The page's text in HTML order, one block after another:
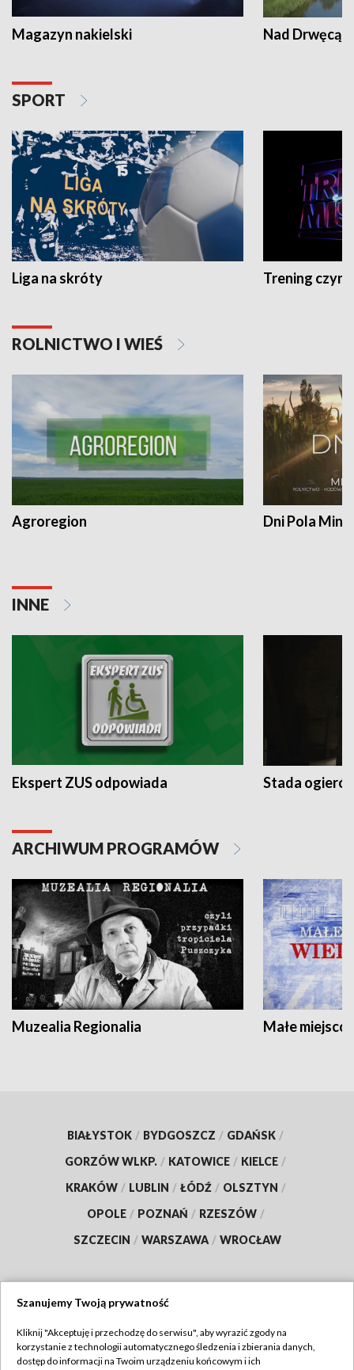
Magazyn nakielski Nad Drwęcą
SPORT
Liga na skróty Trening czyni
ROLNICTWO I WIEŚ
Agroregion Dni Pola
INNE
Ekspert ZUS odpowiada Stada
ARCHIWUM PROGRAMÓW
Muzealia Regionalia Małe
BIAŁYSTOK / BYDGOSZCZ / GDAŃSK /
GORZÓW WLKP. / KATOWICE / KIELCE /
KRAKÓW / LUBLIN / ŁÓDŹ / OLSZTYN /
OPOLE / POZNAŃ / RZESZÓW /
SZCZECIN / WARSZAWA / WROCŁAW
TVP
Szanujemy Twoją prywatność
Kliknij "Akceptuję i przechodzę do serwisu", aby wyrazić zgody na
korzystanie z technologii automatycznego śledzenia i zbierania danych,
dostęp do informacji na Twoim urządzeniu końcowym i ich